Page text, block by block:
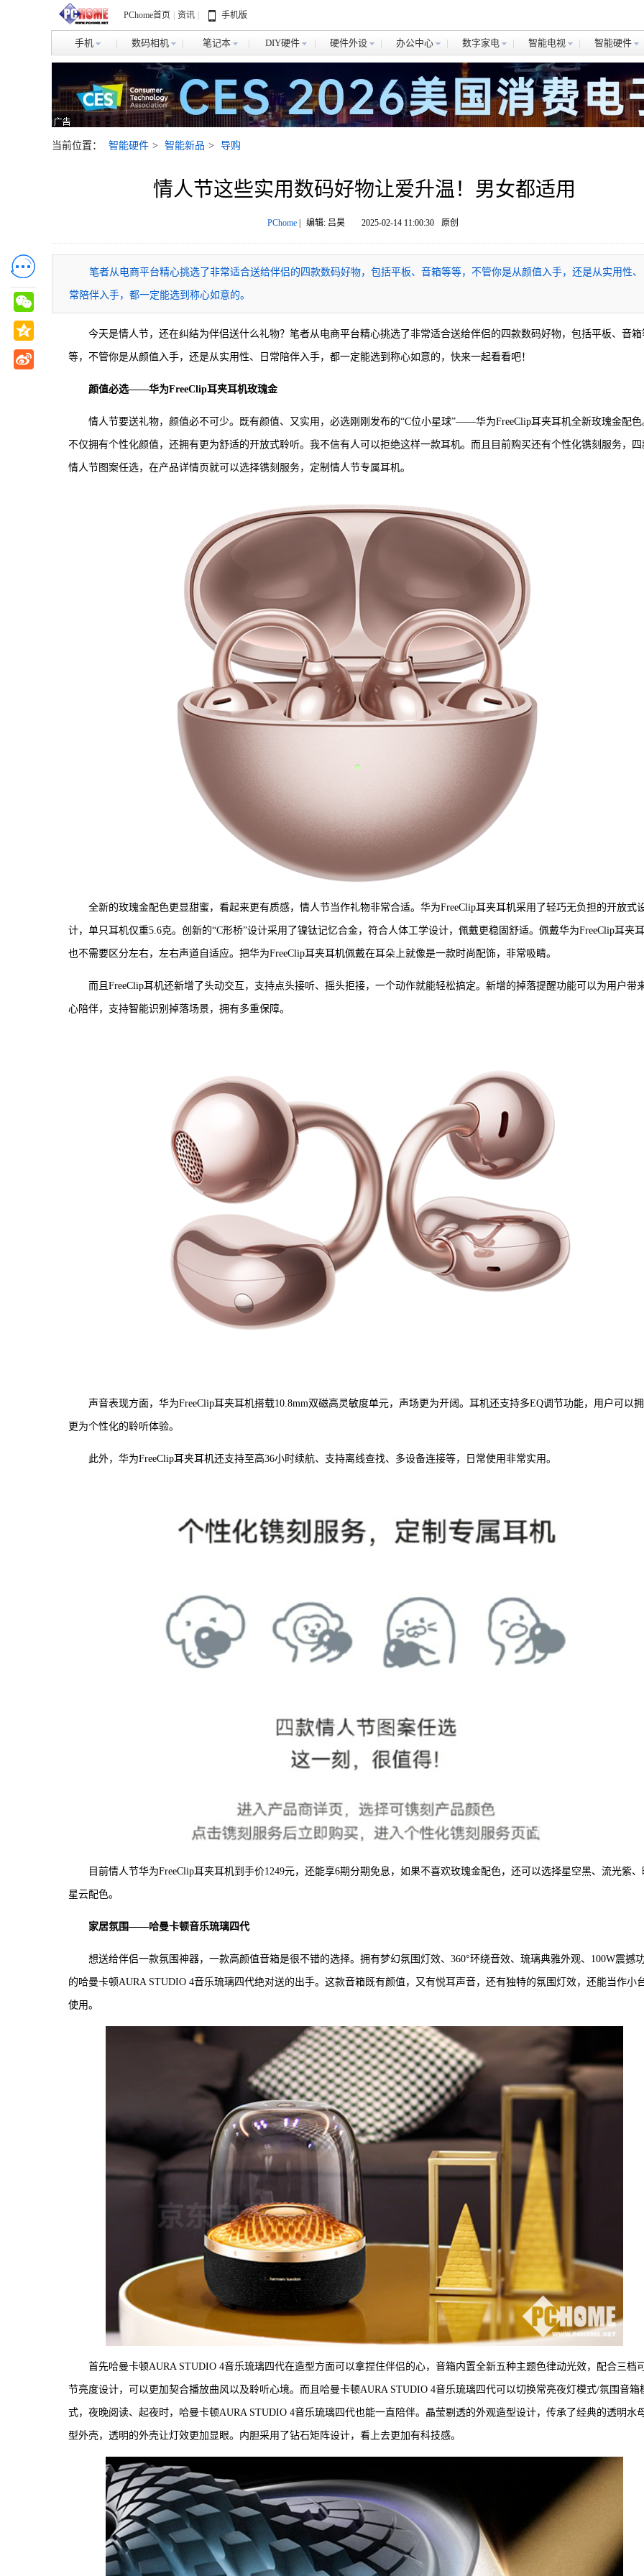
PChome首页 资讯 手机版
手机 数码相机 笔记本 DIY硬件 硬件外设 办公中心 数字家电 智能电视 智能硬件
当前位置： 智能硬件 > 智能新品 > 导购
情人节这些实用数码好物让爱升温！男女都适用
PChome| 编辑: 吕昊 2025-02-14 11:00:30 原创
笔者从电商平台精心挑选了非常适合送给伴侣的四款数码好物，包括平板、音箱等等，不管你是从颜值入手，还是从实用性
常陪伴入手，都一定能选到称心如意的。
今天是情人节，还在纠结为伴侣送什么礼物？笔者从电商平台精心挑选了非常适合送给伴侣的四款数码好物，包括平板、音箱
等，不管你是从颜值入手，还是从实用性、日常陪伴入手，都一定能选到称心如意的，快来一起看看吧！
颜值必选——华为FreeClip耳夹耳机玫瑰金
情人节要送礼物，颜值必不可少。既有颜值、又实用，必选刚刚发布的“C位小星球”——华为FreeClip耳夹耳机全新玫瑰金配色
不仅拥有个性化颜值，还拥有更为舒适的开放式聆听。我不信有人可以拒绝这样一款耳机。而且目前购买还有个性化镌刻服务，四
情人节图案任选，在产品详情页就可以选择镌刻服务，定制情人节专属耳机。
全新的玫瑰金配色更显甜蜜，看起来更有质感，情人节当作礼物非常合适。华为FreeClip耳夹耳机采用了轻巧无负担的开放式
计，单只耳机仅重5.6克。创新的“C形桥”设计采用了镍钛记忆合金，符合人体工学设计，佩戴更稳固舒适。佩戴华为FreeClip耳夹
也不需要区分左右，左右声道自适应。把华为FreeClip耳夹耳机佩戴在耳朵上就像是一款时尚配饰，非常吸睛。
而且FreeClip耳机还新增了头动交互，支持点头接听、摇头拒接，一个动作就能轻松搞定。新增的掉落提醒功能可以为用户带
心陪伴，支持智能识别掉落场景，拥有多重保障。
声音表现方面，华为FreeClip耳夹耳机搭载10.8mm双磁高灵敏度单元，声场更为开阔。耳机还支持多EQ调节功能，用户可以
更为个性化的聆听体验。
此外，华为FreeClip耳夹耳机还支持至高36小时续航、支持离线查找、多设备连接等，日常使用非常实用。
目前情人节华为FreeClip耳夹耳机到手价1249元，还能享6期分期免息，如果不喜欢玫瑰金配色，还可以选择星空黑、流光紫、
星云配色。
家居氛围——哈曼卡顿音乐琉璃四代
想送给伴侣一款氛围神器，一款高颜值音箱是很不错的选择。拥有梦幻氛围灯效、360°环绕音效、琉璃典雅外观、100W震撼
的哈曼卡顿AURA STUDIO 4音乐琉璃四代绝对送的出手。这款音箱既有颜值，又有悦耳声音，还有独特的氛围灯效，还能当作小
使用。
首先哈曼卡顿AURA STUDIO 4音乐琉璃四代在造型方面可以拿捏住伴侣的心，音箱内置全新五种主题色律动光效，配合三档
节亮度设计，可以更加契合播放曲风以及聆听心境。而且哈曼卡顿AURA STUDIO 4音乐琉璃四代可以切换常亮夜灯模式/氛围音箱
式，夜晚阅读、起夜时，哈曼卡顿AURA STUDIO 4音乐琉璃四代也能一直陪伴。晶莹剔透的外观造型设计，传承了经典的透明水
型外壳，透明的外壳让灯效更加显眼。内胆采用了钻石矩阵设计，看上去更加有科技感。